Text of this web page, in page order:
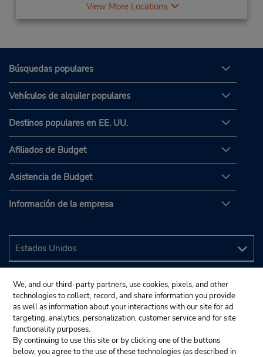
View More Locations
Búsquedas populares
Vehículos de alquiler populares
Destinos populares en EE. UU.
Afiliados de Budget
Asistencia de Budget
Información de la empresa
We, and our third-party partners, use cookies, pixels, and other
technologies to collect, record, and share information you provide
as well as information about your interactions with our site for ad
targeting, analytics, personalization, customer service and for site
functionality purposes.
By continuing to use this site or by clicking one of the buttons
below, you agree to the use of these technologies (as described in